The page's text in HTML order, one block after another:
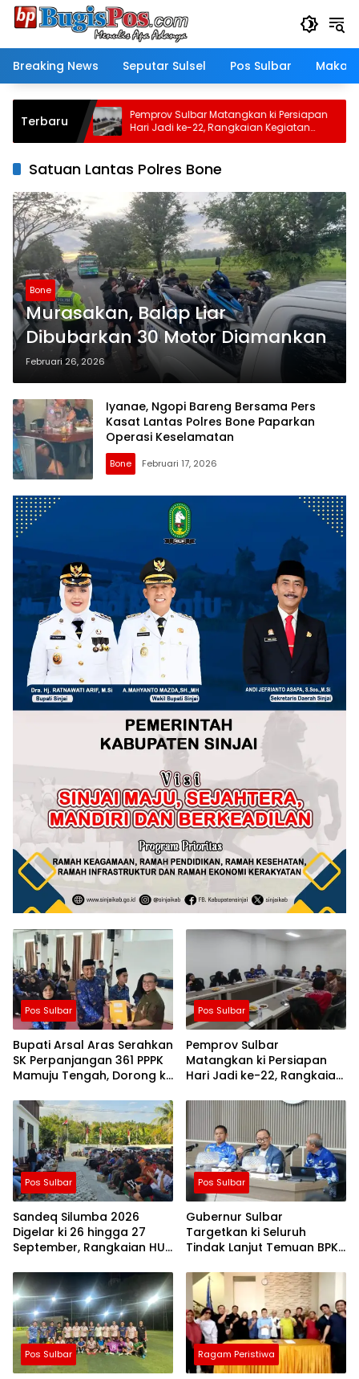
Langsung
Breaking News
Seputar Sulsel Pos Sulbar
Terbaru
Pemprov Sulbar Matangkan ki Persiapan
Hari Jadi ke-22, Rangkaian Kegiatan
Libatkan Masyarakat
Satuan Lantas Polres Bone
Bone
Murasakan, Balap Liar
Dibubarkan 30 Motor Diamankan
Februari 26, 2026
Iyanae, Ngopi Bareng Bersama Pers
Kasat Lantas Polres Bone Paparkan
Operasi Keselamatan
Bone Februari 17, 2026
Pos Sulbar
Bupati Arsal Aras Serahkan
SK Perpanjangan 361 PPPK
Mamuju Tengah, Dorong ki
Lebih Fleksibel
Pos Sulbar
Pemprov Sulbar
Matangkan ki Persiapan
Hari Jadi ke-22, Rangkaian
Masyarakat
Pos Sulbar
Sandeq Silumba 2026
Digelar ki 26 hingga 27
September, Rangkaian HUT
Pos Sulbar
Gubernur Sulbar
Targetkan ki Seluruh
Tindak Lanjut Temuan BPK
Pos Sulbar Ragam Peristiwa